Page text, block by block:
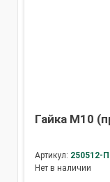
Гайка М10
Артикул: 250512-
Нет в наличии